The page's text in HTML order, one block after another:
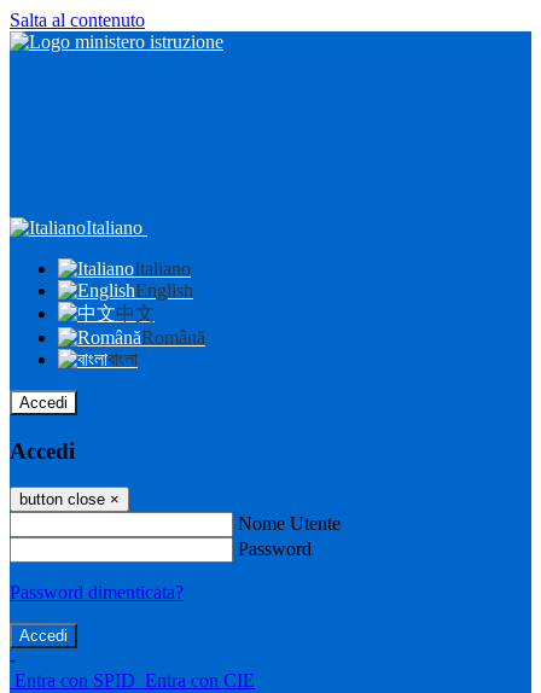
Salta al contenuto
Italiano
Italiano
English
中文
Română
বাংলা
Accedi
Accedi
button close ×
Nome Utente
Password
Password dimenticata?
-
Entra con SPID Entra con CIE